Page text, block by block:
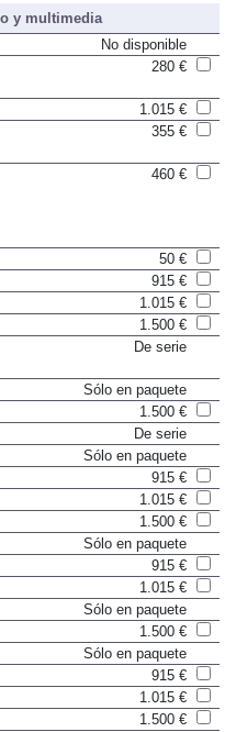
y multimedia
No disponible
280 €
1.015 €
355 €
460 €
50 €
915 €
1.015 €
1.500 €
De serie
Sólo en paquete
1.500 €
De serie
Sólo en paquete
915 €
1.015 €
1.500 €
Sólo en paquete
915 €
1.015 €
Sólo en paquete
1.500 €
Sólo en paquete
915 €
1.015 €
1.500 €